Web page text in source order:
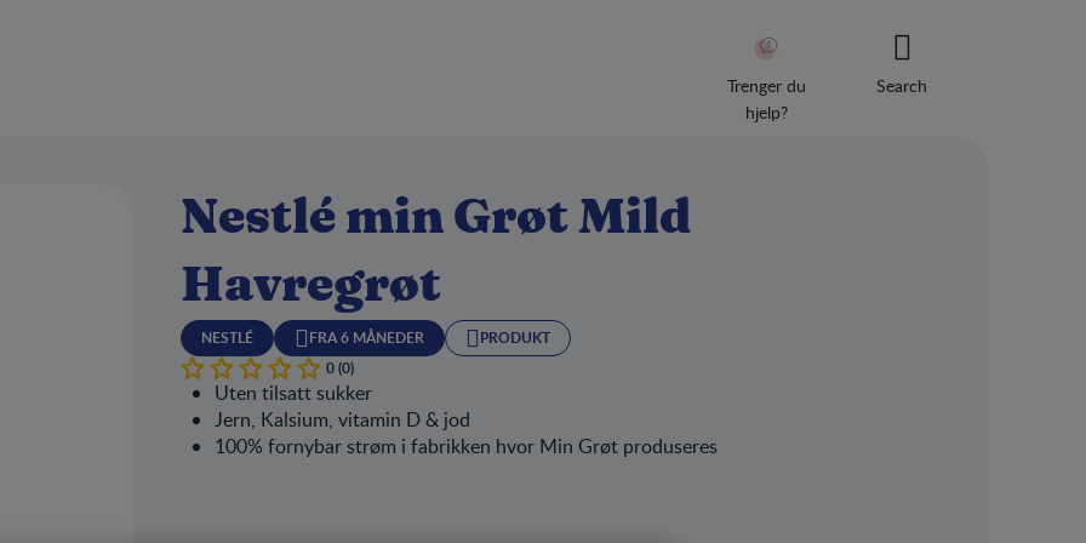
Trenger du
hjelp?
Search
Nestlé min Grøt Mild
Havregrøt
NESTLÉ FRA 6 MÅNEDER
PRODUKT
0 (0)
Uten tilsatt sukker
Jern, Kalsium, vitamin D & jod
100% fornybar strøm i fabrikken hvor Min Grøt produseres